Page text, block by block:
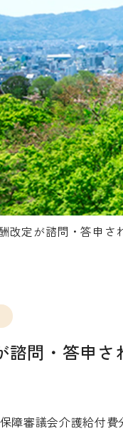
改定が諮問・答申さ
問・答申さ
障審議会介護給付